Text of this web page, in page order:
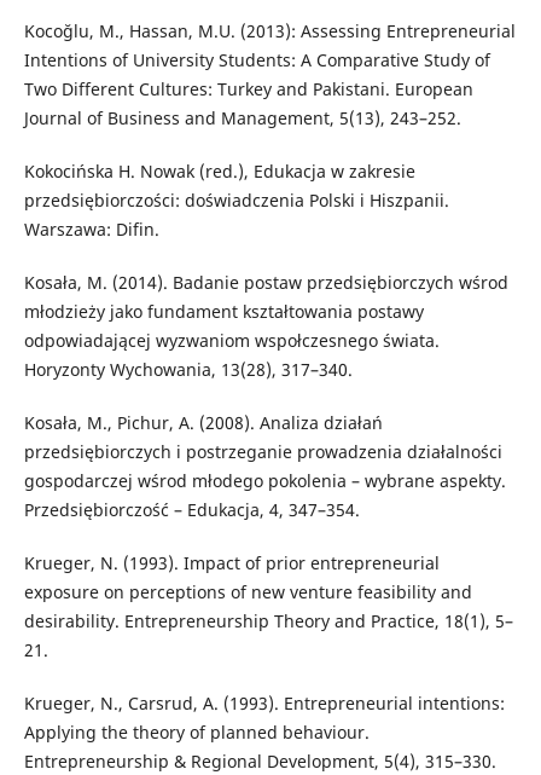
Kocoğlu, M., Hassan, M.U. (2013): Assessing Entrepreneurial
Intentions of University Students: A Comparative Study of
Two Different Cultures: Turkey and Pakistani. European
Journal of Business and Management, 5(13), 243–252.
Kokocińska H. Nowak (red.), Edukacja w zakresie
przedsiębiorczości: doświadczenia Polski i Hiszpanii.
Warszawa: Difin.
Kosała, M. (2014). Badanie postaw przedsiębiorczych wśrod
młodzieży jako fundament kształtowania postawy
odpowiadającej wyzwaniom wspołczesnego świata.
Horyzonty Wychowania, 13(28), 317–340.
Kosała, M., Pichur, A. (2008). Analiza działań
przedsiębiorczych i postrzeganie prowadzenia działalności
gospodarczej wśrod młodego pokolenia – wybrane aspekty.
Przedsiębiorczość – Edukacja, 4, 347–354.
Krueger, N. (1993). Impact of prior entrepreneurial
exposure on perceptions of new venture feasibility and
desirability. Entrepreneurship Theory and Practice, 18(1), 5–
21.
Krueger, N., Carsrud, A. (1993). Entrepreneurial intentions:
Applying the theory of planned behaviour.
Entrepreneurship & Regional Development, 5(4), 315–330.